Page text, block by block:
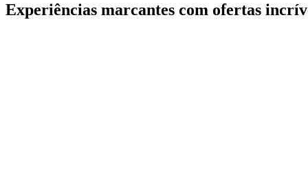
Experiências marcantes com ofertas